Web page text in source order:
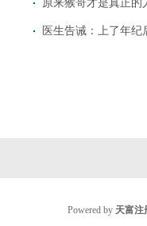
原来猴哥才是真正的
医生告诫：上了年
Powered by 天富注